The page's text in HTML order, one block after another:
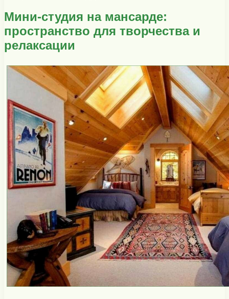
Мини-студия на мансарде:
пространство для творчества и
релаксации